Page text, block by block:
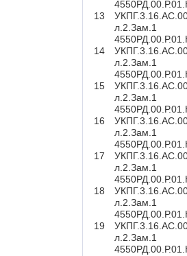
13
л.2.Зам.1
14
л.2.Зам.1
15
л.2.Зам.1
16
л.2.Зам.1
17
л.2.Зам.1
18
л.2.Зам.1
19
л.2.Зам.1